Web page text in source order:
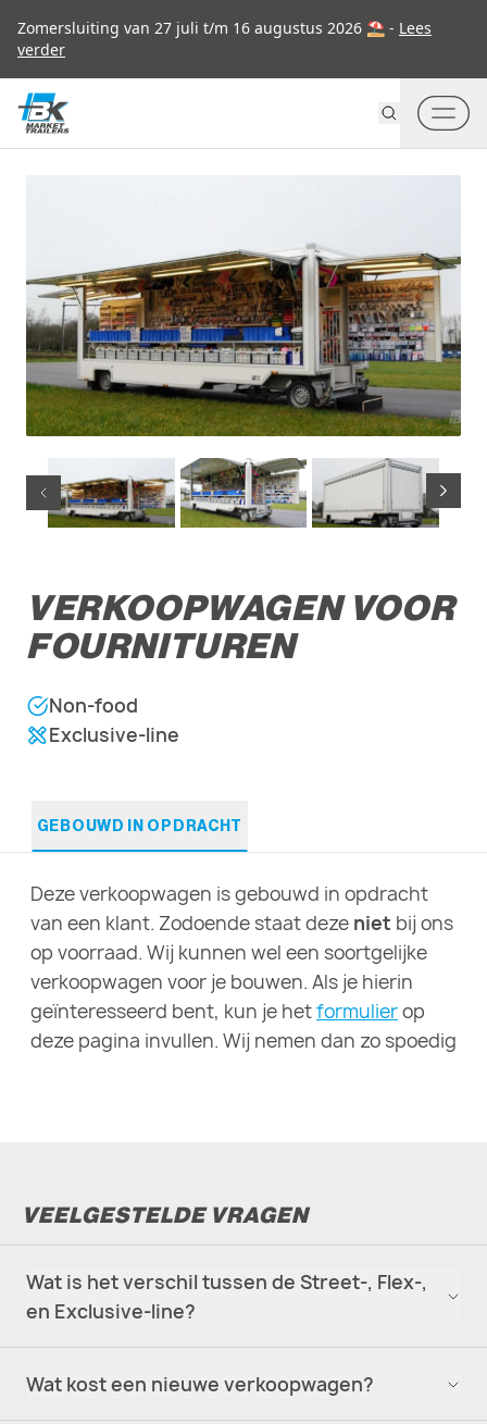
Zomersluiting van 27 juli t/m 16 augustus 2026 ⛱ - Lees
verder
VERKOOPWAGEN VOOR
FOURNITUREN
Non-food
Exclusive-line
GEBOUWD IN OPDRACHT
Deze verkoopwagen is gebouwd in opdracht
van een klant. Zodoende staat deze niet bij ons
op voorraad. Wij kunnen wel een soortgelijke
verkoopwagen voor je bouwen. Als je hierin
geïnteresseerd bent, kun je hetformulierop
deze pagina invullen. Wij nemen dan zo spoedig
VEELGESTELDE VRAGEN
Wat is het verschil tussen de Street-, Flex-,
en Exclusive-line?
Wat kost een nieuwe verkoopwagen?